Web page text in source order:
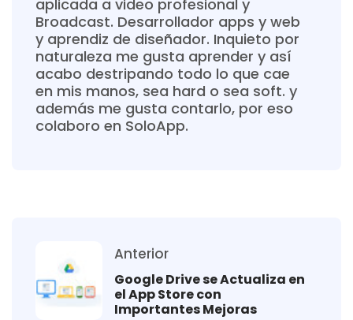
aplicada a video profesional y
Broadcast. Desarrollador apps y web
y aprendiz de diseñador. Inquieto por
naturaleza me gusta aprender y así
acabo destripando todo lo que cae
en mis manos, sea hard o sea soft. y
además me gusta contarlo, por eso
colaboro en SoloApp.
Anterior
Google Drive se Actualiza en
el App Store con
Importantes Mejoras